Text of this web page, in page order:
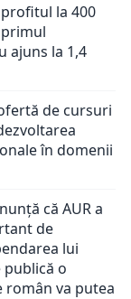
la 400
ajuns la 1,4
de cursuri
în domenii
că AUR a
de
lui
publică o
va putea